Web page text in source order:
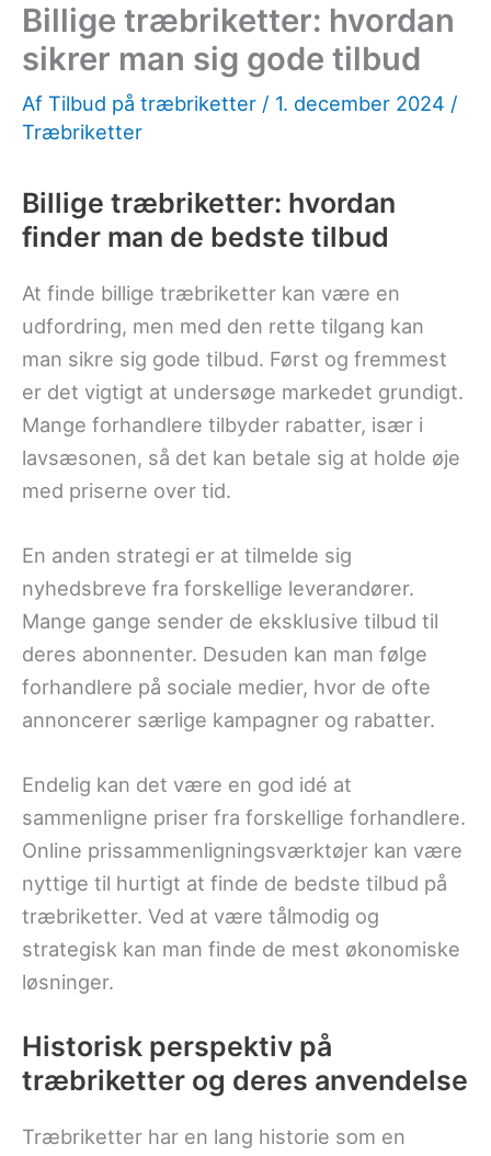
Billige træbriketter: hvordan
sikrer man sig gode tilbud
Af Tilbud på træbriketter / 1. december 2024 /
Træbriketter
Billige træbriketter: hvordan
finder man de bedste tilbud
At finde billige træbriketter kan være en
udfordring, men med den rette tilgang kan
man sikre sig gode tilbud. Først og fremmest
er det vigtigt at undersøge markedet grundigt.
Mange forhandlere tilbyder rabatter, især i
lavsæsonen, så det kan betale sig at holde øje
med priserne over tid.
En anden strategi er at tilmelde sig
nyhedsbreve fra forskellige leverandører.
Mange gange sender de eksklusive tilbud til
deres abonnenter. Desuden kan man følge
forhandlere på sociale medier, hvor de ofte
annoncerer særlige kampagner og rabatter.
Endelig kan det være en god idé at
sammenligne priser fra forskellige forhandlere.
Online prissammenligningsværktøjer kan være
nyttige til hurtigt at finde de bedste tilbud på
træbriketter. Ved at være tålmodig og
strategisk kan man finde de mest økonomiske
løsninger.
Historisk perspektiv på
træbriketter og deres anvendelse
Træbriketter har en lang historie som en